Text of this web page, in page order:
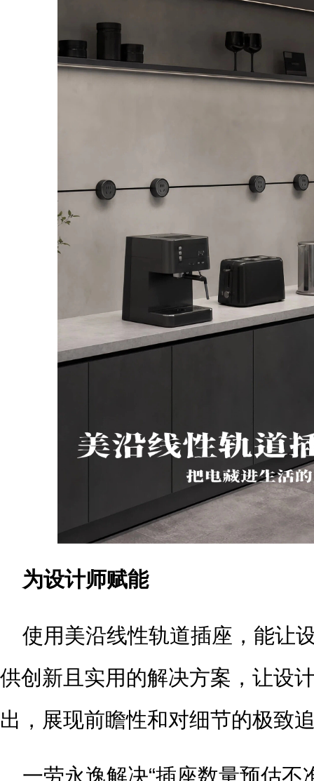
为设计师赋能
使用美沿线性轨道插座，能让
供创新且实用的解决方案，让设
出，展现前瞻性和对细节的极致
一劳永逸解决“插座数量预估不